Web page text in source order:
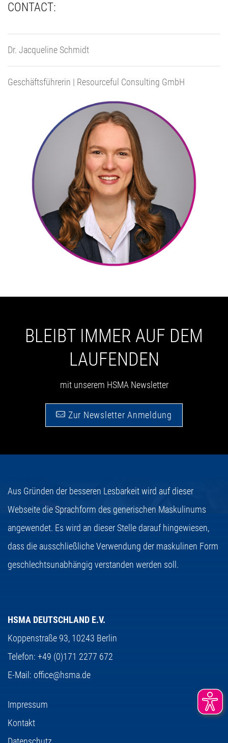
CONTACT:
Dr. Jacqueline Schmidt
Geschäftsführerin | Resourceful Consulting GmbH
BLEIBT IMMER AUF DEM
LAUFENDEN
mit unserem HSMA Newsletter
Zur Newsletter Anmeldung
Aus Gründen der besseren Lesbarkeit wird auf dieser
Webseite die Sprachform des generischen Maskulinums
angewendet. Es wird an dieser Stelle darauf hingewiesen,
dass die ausschließliche Verwendung der maskulinen Form
geschlechtsunabhängig verstanden werden soll.
HSMA DEUTSCHLAND E.V.
Koppenstraße 93, 10243 Berlin
Telefon: +49 (0)171 2277 672
E-Mail: office@hsma.de
Impressum
Kontakt